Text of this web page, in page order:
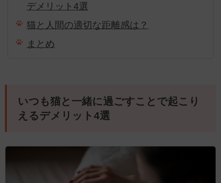
デメリット4選
猫と人間の適切な距離感は？
まとめ
いつも猫と一緒に過ごすことで起こり
えるデメリット4選